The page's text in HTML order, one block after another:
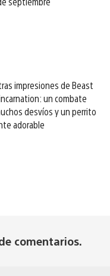
impresiones de Beast
un combate
desvíos y un perrito
adorable
comentarios.